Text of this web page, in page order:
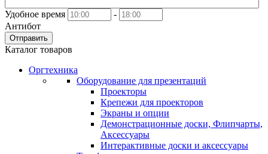
Удобное время
-
Антибот
Отправить
Каталог товаров
Оргтехника
Оборудование для презентаций
Проекторы
Крепежи для проекторов
Экраны и опции
Демонстрационные доски, Флипчарты,
Аксессуары
Интерактивные доски и аксессуары